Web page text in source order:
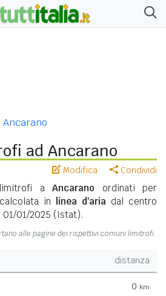
Ancarano
ad Ancarano
Modifica Condividi
limitrofi aAncarano ordinati per
in linea d'aria dal centro
01/01/2025 (Istat).
alle pagine dei rispettivi comuni limitrofi.
distanza
0 km